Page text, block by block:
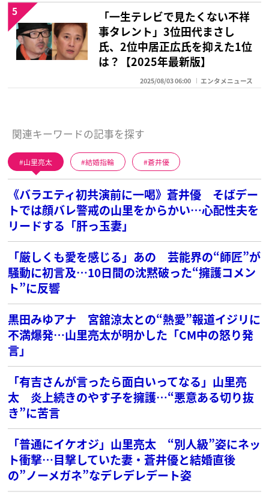
「一生テレビで見たくない不祥
事タレント」3位田代まさし
氏、2位中居正広氏を抑えた1位
は？【2025年最新版】
2025/08/03 06:00 エンタメニュース
5
関連キーワードの記事を探す
山里亮太 結婚指輪 蒼井優
《バラエティ初共演前に一喝》蒼井優 そばデー
トでは顔バレ警戒の山里をからかい…心配性夫を
リードする「肝っ玉妻」
「厳しくも愛を感じる」あの 芸能界の“師匠”が
騒動に初言及…10日間の沈黙破った“擁護コメン
ト”に反響
黒田みゆアナ 宮舘涼太との“熱愛”報道イジリに
不満爆発…山里亮太が明かした「CM中の怒り発
言」
「有吉さんが言ったら面白いってなる」山里亮
太 炎上続きのやす子を擁護…“悪意ある切り抜
き”に苦言
「普通にイケオジ」山里亮太 “別人級”姿にネッ
ト衝撃…目撃していた妻・蒼井優と結婚直後
の”ノーメガネ”なデレデレデート姿